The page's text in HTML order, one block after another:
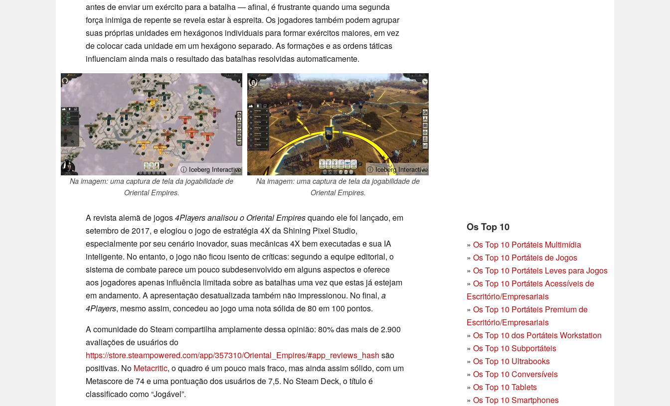
antes de enviar um exército para a batalha — afinal, é frustrante quando uma segunda
força inimiga de repente se revela estar à espreita. Os jogadores também podem agrupar
suas próprias unidades em hexágonos individuais para formar exércitos maiores, em vez
de colocar cada unidade em um hexágono separado. As formações e as ordens táticas
influenciam ainda mais o resultado das batalhas resolvidas automaticamente.
ⓘ Iceberg Interactive
Na imagem: uma captura de tela da jogabilidade de
Oriental Empires.
ⓘ Iceberg Interactive
Na imagem: uma captura de tela da jogabilidade de
Oriental Empires.
Os Top 10
» Os Top 10 Portáteis Multimídia
» Os Top 10 Portáteis de Jogos
» Os Top 10 Portáteis Leves para Jogos
» Os Top 10 Portáteis Acessíveis de
Escritório/Empresariais
» Os Top 10 Portáteis Premium de
Escritório/Empresariais
» Os Top 10 dos Portáteis Workstation
» Os Top 10 Subportáteis
» Os Top 10 Ultrabooks
» Os Top 10 Conversíveis
» Os Top 10 Tablets
» Os Top 10 Smartphones
A revista alemã de jogos4Players analisouo Oriental Empiresquando ele foi lançado, em
setembro de 2017, e elogiou o jogo de estratégia 4X da Shining Pixel Studio,
especialmente por seu cenário inovador, suas mecânicas 4X bem executadas e sua IA
inteligente. No entanto, o jogo não ficou isento de críticas: segundo a equipe editorial, o
sistema de combate parece um pouco subdesenvolvido em alguns aspectos e oferece
aos jogadores apenas influência limitada sobre as batalhas uma vez que estas já estejam
em andamento. A apresentação desatualizada também não impressionou. No final, a
4Players, mesmo assim, concedeu ao jogo uma nota sólida de 80 em 100 pontos.
A comunidade do Steam compartilha amplamente dessa opinião: 80% das mais de 2.900
avaliações de usuários do
https://store.steampowered.com/app/357310/Oriental_Empires/#app_reviews_hash são
positivas. No Metacritic, o quadro é um pouco mais fraco, mas ainda assim sólido, com um
Metascore de 74 e uma pontuação dos usuários de 7,5. No Steam Deck, o título é
classificado como “Jogável”.